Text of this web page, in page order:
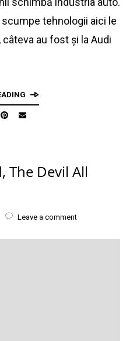
tehnologii aici le
au fost și la Audi
The Devil All
Leave a comment